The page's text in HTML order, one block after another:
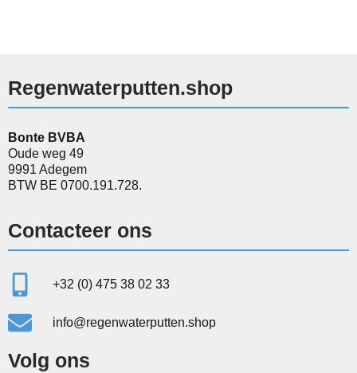
Regenwaterputten.shop
Bonte BVBA
Oude weg 49
9991 Adegem
BTW BE 0700.191.728.
Contacteer ons
+32 (0) 475 38 02 33
info@regenwaterputten.shop
Volg ons